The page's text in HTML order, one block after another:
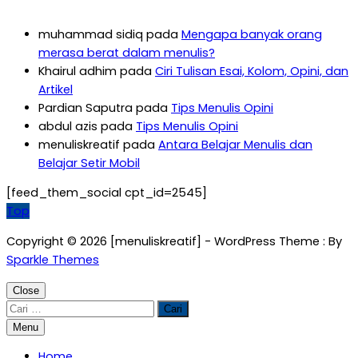
muhammad sidiq pada Mengapa banyak orang
merasa berat dalam menulis?
Khairul adhim pada Ciri Tulisan Esai, Kolom, Opini, dan
Artikel
Pardian Saputra pada Tips Menulis Opini
abdul azis pada Tips Menulis Opini
menuliskreatif pada Antara Belajar Menulis dan
Belajar Setir Mobil
[feed_them_social cpt_id=2545]
Top
Copyright © 2026 [menuliskreatif] - WordPress Theme : By
Sparkle Themes
Close
Cari
untuk:
Menu